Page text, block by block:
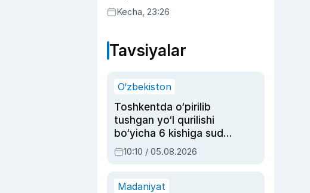
uyda g‘alaba qozondi
Kecha, 23:26
Tavsiyalar
O‘zbekiston
Toshkentda o‘pirilib
tushgan yo‘l qurilishi
bo‘yicha 6 kishiga sud
hukmi o‘qildi
10:10 / 05.08.2026
Madaniyat